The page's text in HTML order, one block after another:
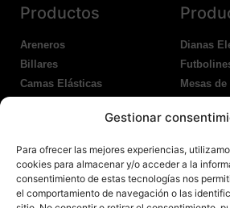
Gestionar
Para ofrecer las mejores experiencias,
cookies para almacenar y/o acceder a la
consentimiento de estas tecnologías nos
el comportamiento de navegación o las
Productos
Areneros
Billares
Camas Elásticas
Dianas
Mesas
Ping
Nosotros
Atención al Cliente
Aviso